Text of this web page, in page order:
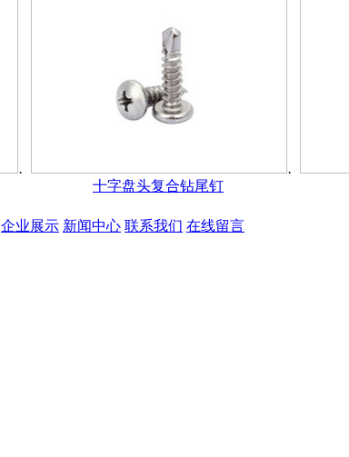
十字盘头复合钻尾钉
企业展示 新闻中心 联系我们 在线留言